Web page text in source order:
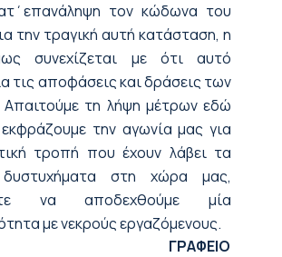
τον κώδωνα του
την τραγική αυτή κατάσταση, η
συνεχίζεται με ότι αυτό
τις αποφάσεις και δράσεις των
τη λήψη μέτρων εδώ
την αγωνία μας για
τροπή που έχουν λάβει τα
δυστυχήματα στη χώρα μας,
να αποδεχθούμε μία
με νεκρούς εργαζόμενους.